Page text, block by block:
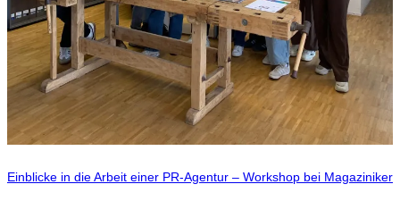
Einblicke in die Arbeit einer PR-Agentur – Workshop bei Magaziniker